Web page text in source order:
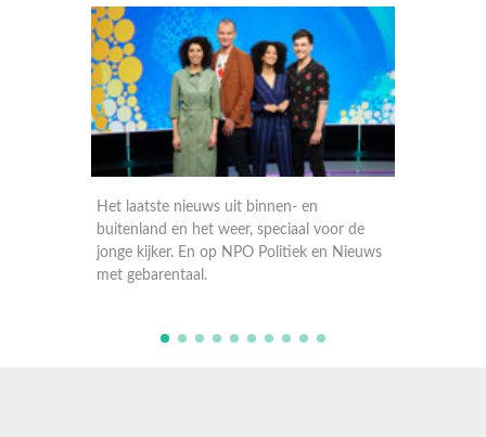
06 November 2023
Het laatste nieuws uit binnen- en
buitenland en het weer, speciaal voor de
jonge kijkers, met gebarentaal.